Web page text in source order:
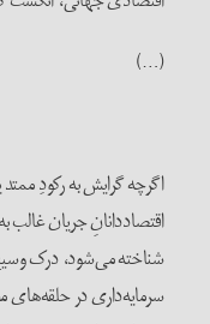
(…)
اگرچه گرایش به رکودِ
اقتصاددانانِ جریان غالب
شناخته می‌شود، درک
سرمایه‌داری در حلقه‌های